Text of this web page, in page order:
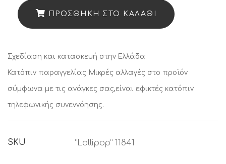
ΠΡΟΣΘΉΚΗ ΣΤΟ ΚΑΛΆΘΙ
Σχεδίαση και κατασκευή στην Ελλάδα
Κατόπιν παραγγελίας Μικρές αλλαγές στο προϊόν
σύμφωνα με τις ανάγκες σας,είναι εφικτές κατόπιν
τηλεφωνικής συνεννόησης.
SKU “Lollipop” 11841